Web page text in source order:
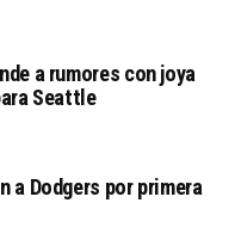
a rumores con joya
Seattle
a Dodgers por primera